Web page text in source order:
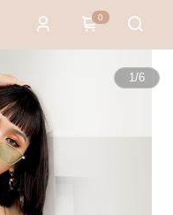
0
1/6